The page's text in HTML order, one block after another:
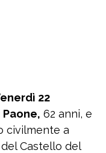
22
62 anni, e
civilmente a
Castello del